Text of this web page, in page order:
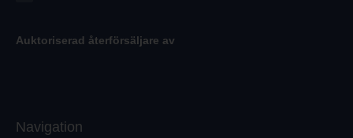
Auktoriserad återförsäljare av
Navigation